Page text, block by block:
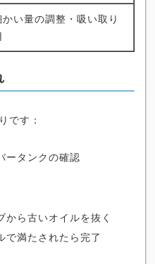
かい量の調整・吸い取り
です：
ータンクの確認
ら古いオイルを抜く
で満たされたら完了